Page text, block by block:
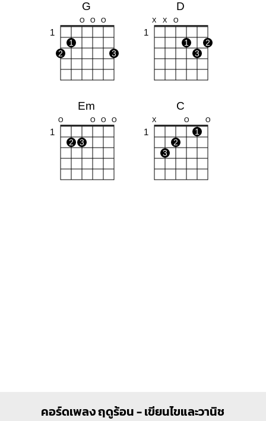
G
O O O
1
1
2
3
D
X X O
1
1
2
3
Em
O O O O
1
2 3
C
X O O
1
1
2
3
คอร์ดเพลง ฤดูร้อน - เขียนไขและวานิช